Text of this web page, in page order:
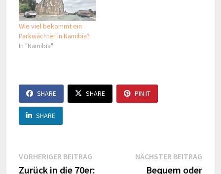
Wie viel bekommt ein
Parkwächter in Namibia?
In "Namibia"
SHARE SHARE PIN IT
SHARE
Beitragsnavigation
VORHERIGER BEITRAGVorheriger
Beitrag:
Zurück in die 70er:
NÄCHSTER BEITRAG
Bequem oder